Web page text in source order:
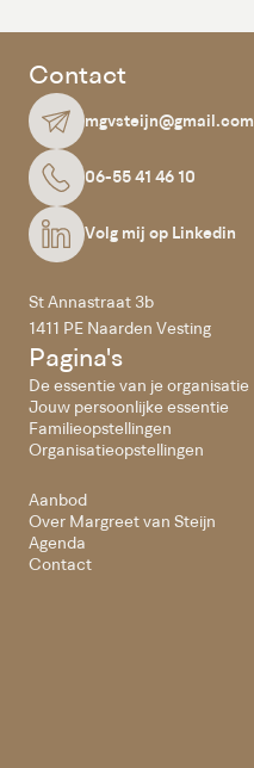
Contact
mgvsteijn@gmail.com
06-55 41 46 10
Volg mij op Linkedin
St Annastraat 3b
1411 PE Naarden Vesting
Pagina's
De essentie van je organisatie
Jouw persoonlijke essentie
Familieopstellingen
Organisatieopstellingen
Aanbod
Over Margreet van Steijn
Agenda
Contact